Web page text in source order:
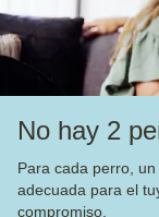
No hay 2
Para cada perro,
adecuada para el
compromiso.
Productos
Sobre Barkyn
Otros links
Piensos